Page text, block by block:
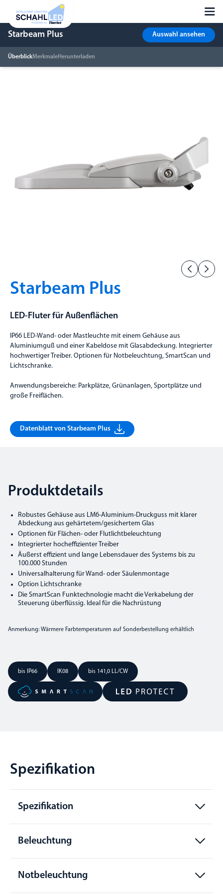
Starbeam Plus
ÜberblickMerkmaleHerunterladen
Auswahl ansehen
Starbeam Plus
LED-Fluter für Außenflächen
IP66 LED-Wand- oder Mastleuchte mit einem Gehäuse aus
Aluminiumguß und einer Kabeldose mit Glasabdeckung. Integrierter
hochwertiger Treiber. Optionen für Notbeleuchtung, SmartScan und
Lichtschranke.
Anwendungsbereiche: Parkplätze, Grünanlagen, Sportplätze und
große Freiflächen.
Datenblatt von Starbeam Plus
Produktdetails
Robustes Gehäuse aus LM6-Aluminium-Druckguss mit klarer
Abdeckung aus gehärtetem/gesichertem Glas
Optionen für Flächen- oder Flutlichtbeleuchtung
Integrierter hocheffizienter Treiber
Äußerst effizient und lange Lebensdauer des Systems bis zu
100.000 Stunden
Universalhalterung für Wand- oder Säulenmontage
Option Lichtschranke
Die SmartScan Funktechnologie macht die Verkabelung der
Steuerung überflüssig. Ideal für die Nachrüstung
Anmerkung: Wärmere Farbtemperaturen auf Sonderbestellung erhältlich
bis IP66 IK08 bis 141,0 LL/CW
Spezifikation
Spezifikation
Beleuchtung
Notbeleuchtung